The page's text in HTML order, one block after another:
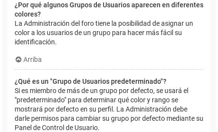
¿Por qué algunos Grupos de Usuarios aparecen en diferentes
colores?
La Administración del foro tiene la posibilidad de asignar un
color a los usuarios de un grupo para hacer más fácil su
identificación.
Arriba
¿Qué es un "Grupo de Usuarios predeterminado"?
Si es miembro de más de un grupo por defecto, se usará el
"predeterminado" para determinar qué color y rango se
mostrará por defecto en su perfil. La Administración debe
darle permisos para cambiar su grupo por defecto mediante su
Panel de Control de Usuario.